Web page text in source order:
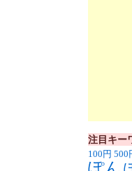
注目キー
100円 500